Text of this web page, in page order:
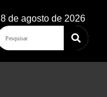
8 de agosto de 2026